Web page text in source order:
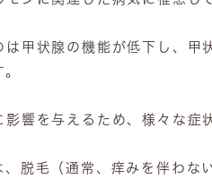
は甲状腺の機能が低下し、甲
響を与えるため、様々な症
脱毛（通常、痒みを伴わな